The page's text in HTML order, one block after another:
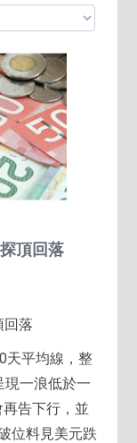
頂回落
回落
天平均線，整
現一浪低於一
告下行，並
位料見美元跌